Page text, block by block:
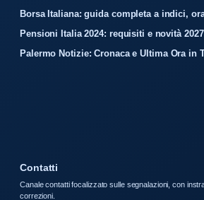
Borsa Italiana: guida completa a indici,
Pensioni Italia 2024: requisiti e novità 2027
Palermo Notizie: Cronaca e Ultima Ora in
Contatti
Canale contatti focalizzato sulle segnalazioni, con
correzioni.